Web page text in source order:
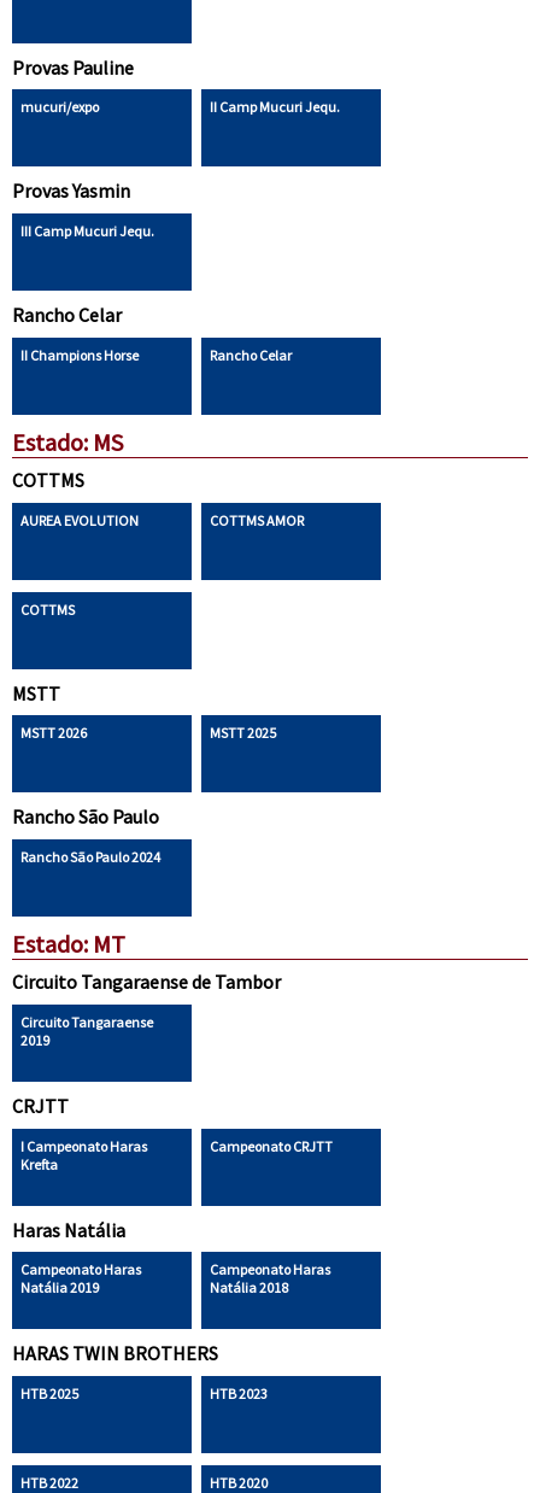
Provas Pauline
mucuri/expo II Camp Mucuri Jequ.
Provas Yasmin
III Camp Mucuri Jequ.
Rancho Celar
II Champions Horse Rancho Celar
Estado: MS
COTTMS
AUREA EVOLUTION COTTMS AMOR
COTTMS
MSTT
MSTT 2026 MSTT 2025
Rancho São Paulo
Rancho São Paulo 2024
Estado: MT
Circuito Tangaraense de Tambor
Circuito Tangaraense
2019
CRJTT
I Campeonato Haras
Krefta
Campeonato CRJTT
Haras Natália
Campeonato Haras
Natália 2019
Campeonato Haras
Natália 2018
HARAS TWIN BROTHERS
HTB 2025 HTB 2023
HTB 2022 HTB 2020